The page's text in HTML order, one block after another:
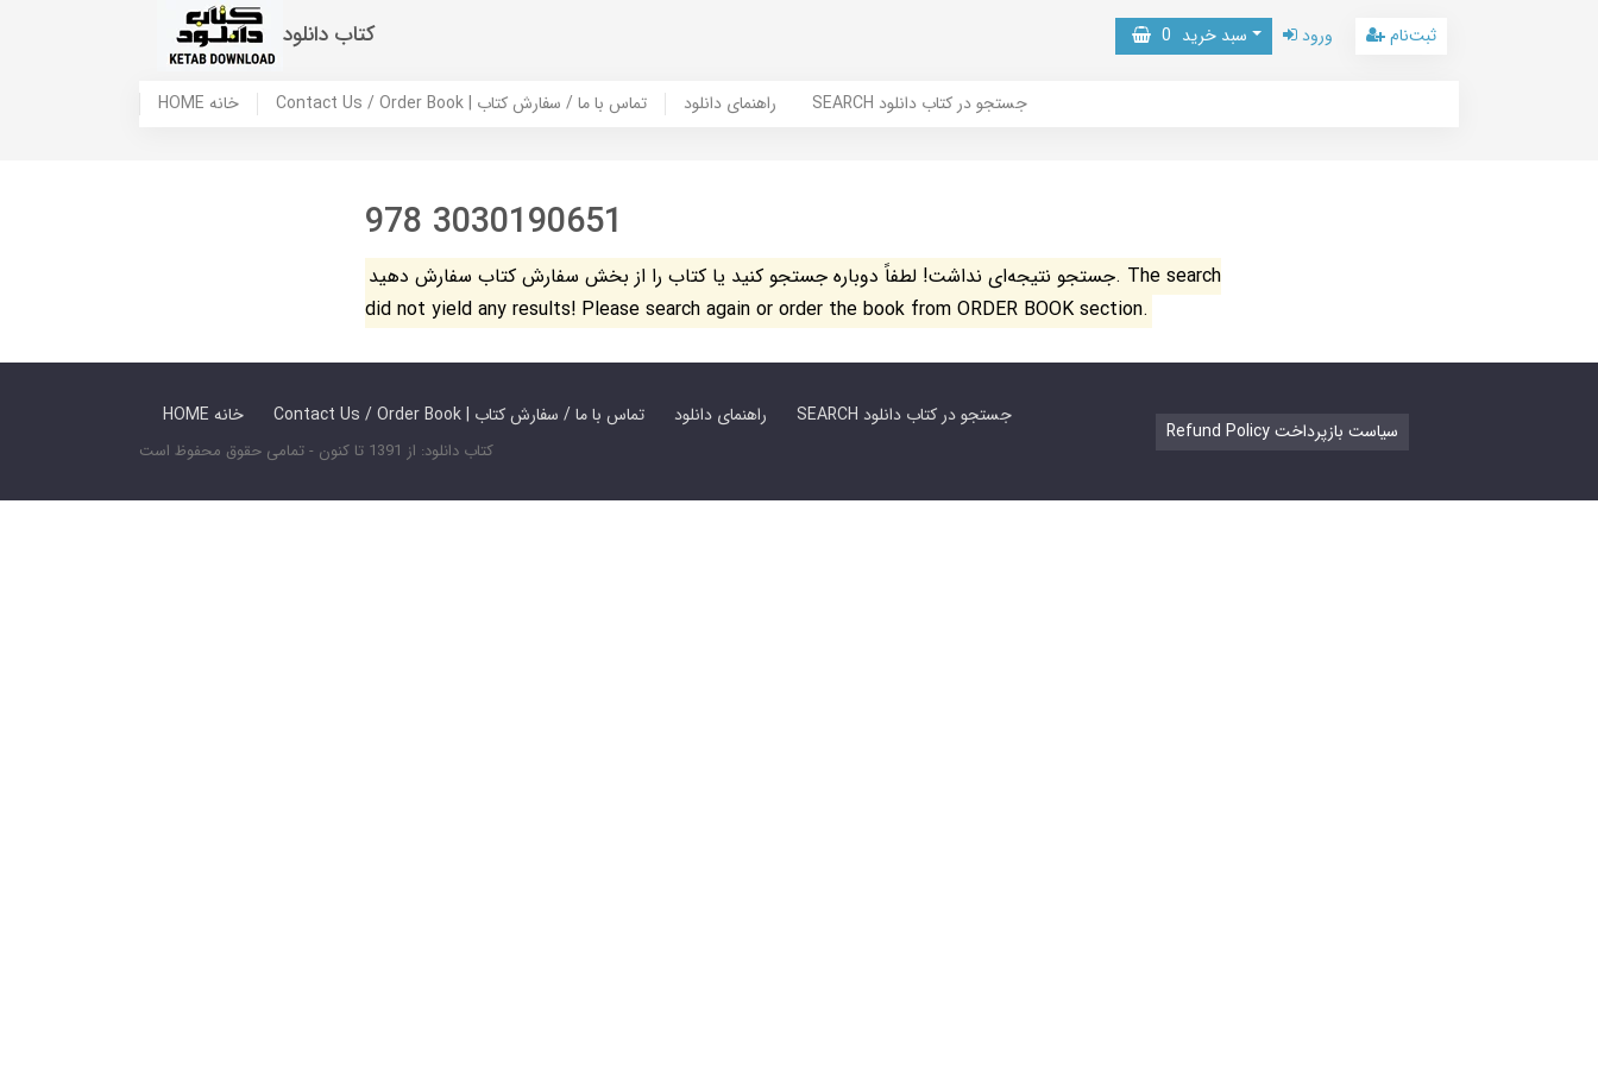
کتاب دانلود سبد خرید 0 ورود ثبت‌نام
HOME خانه Contact Us / Order Book | تماس با ما / سفارش کتاب راهنمای دانلود SEARCH جستجو در کتاب دانلود
978 3030190651
جستجو نتیجه‌ای نداشت! لطفاً دوباره جستجو کنید یا کتاب را از بخش سفارش کتاب سفارش دهید. The search
did not yield any results! Please search again or order the book from ORDER BOOK section.
HOME خانه Contact Us / Order Book | تماس با ما / سفارش کتاب راهنمای دانلود SEARCH جستجو در کتاب دانلود
کتاب دانلود: از 1391 تا کنون - تمامی حقوق محفوظ است
Refund Policy سیاست بازپرداخت